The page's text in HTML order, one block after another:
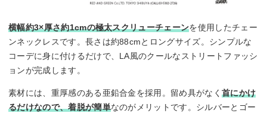
横幅約3×厚さ約1cmの極太スクリューチェーンを使用したチェー
ンネックレスです。長さは約88cmとロングサイズ。シンプルな
コーデに身に付けるだけで、LA風のクールなストリートファッシ
ョンが完成します。
素材には、重厚感のある亜鉛合金を採用。留め具がなく 首にかけ
るだけなので、着脱が簡単なのがメリットです。シルバーとゴー